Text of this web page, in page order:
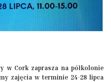
w Cork zaprasza na półkolonie
zajęcia w terminie 24-28 lipca